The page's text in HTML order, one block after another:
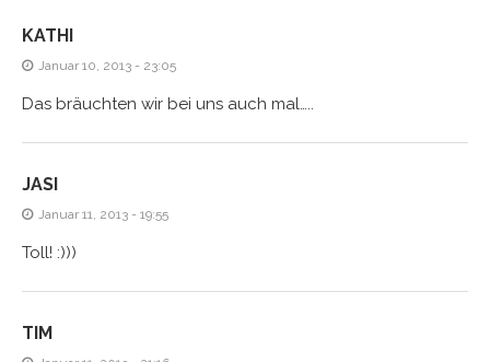
KATHI
Januar 10, 2013 - 23:05
Das bräuchten wir bei uns auch mal…..
JASI
Januar 11, 2013 - 19:55
Toll! :)))
TIM